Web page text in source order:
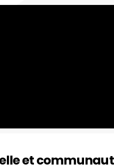
et